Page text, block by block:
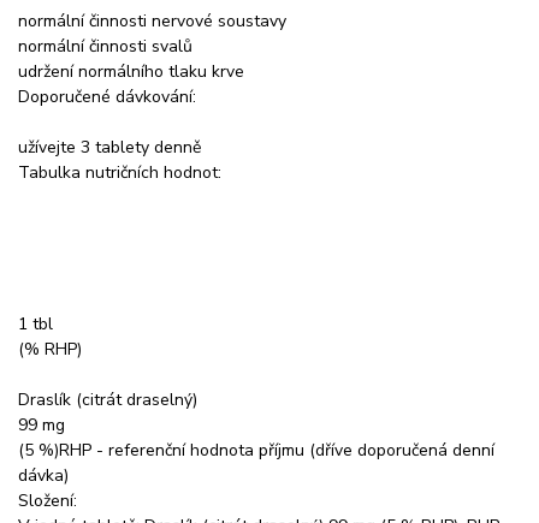
normální činnosti nervové soustavy
normální činnosti svalů
udržení normálního tlaku krve
Doporučené dávkování:
užívejte 3 tablety denně
Tabulka nutričních hodnot:
1 tbl
(% RHP)
Draslík (citrát draselný)
99 mg
(5 %)RHP - referenční hodnota příjmu (dříve doporučená denní
dávka)
Složení: